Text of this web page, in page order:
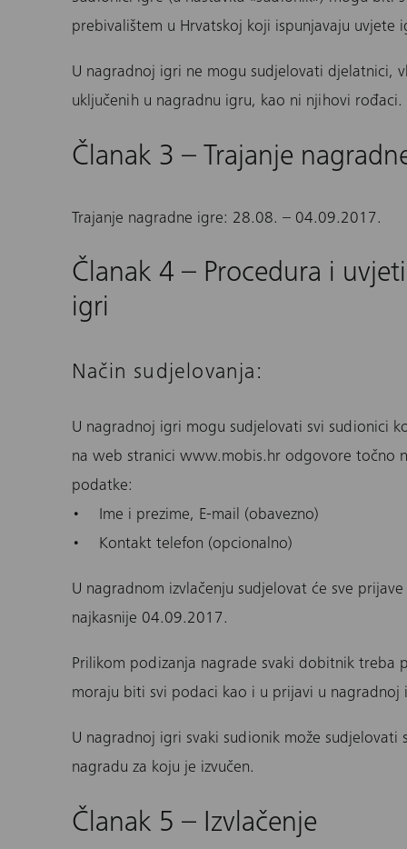
prebivalištem u Hrvatskoj koji ispunjavaju uvjete
U nagradnoj igri ne mogu sudjelovati djelatnici,
uključenih u nagradnu igru, kao ni njihovi rođaci.
Članak 3 – Trajanje
Trajanje nagradne igre: 28.08. – 04.09.2017.
Članak 4 – Procedura i
igri
Način sudjelovanja:
U nagradnoj igri mogu sudjelovati svi sudionici
na web stranici www.mobis.hr odgovore točno
podatke:
• Ime i prezime, E-mail (obavezno)
• Kontakt telefon (opcionalno)
U nagradnom izvlačenju sudjelovat će sve
najkasnije 04.09.2017.
Prilikom podizanja nagrade svaki dobitnik treba
moraju biti svi podaci kao i u prijavi u nagradnoj
U nagradnoj igri svaki sudionik može
nagradu za koju je izvučen.
Članak 5 – Izvlačenje